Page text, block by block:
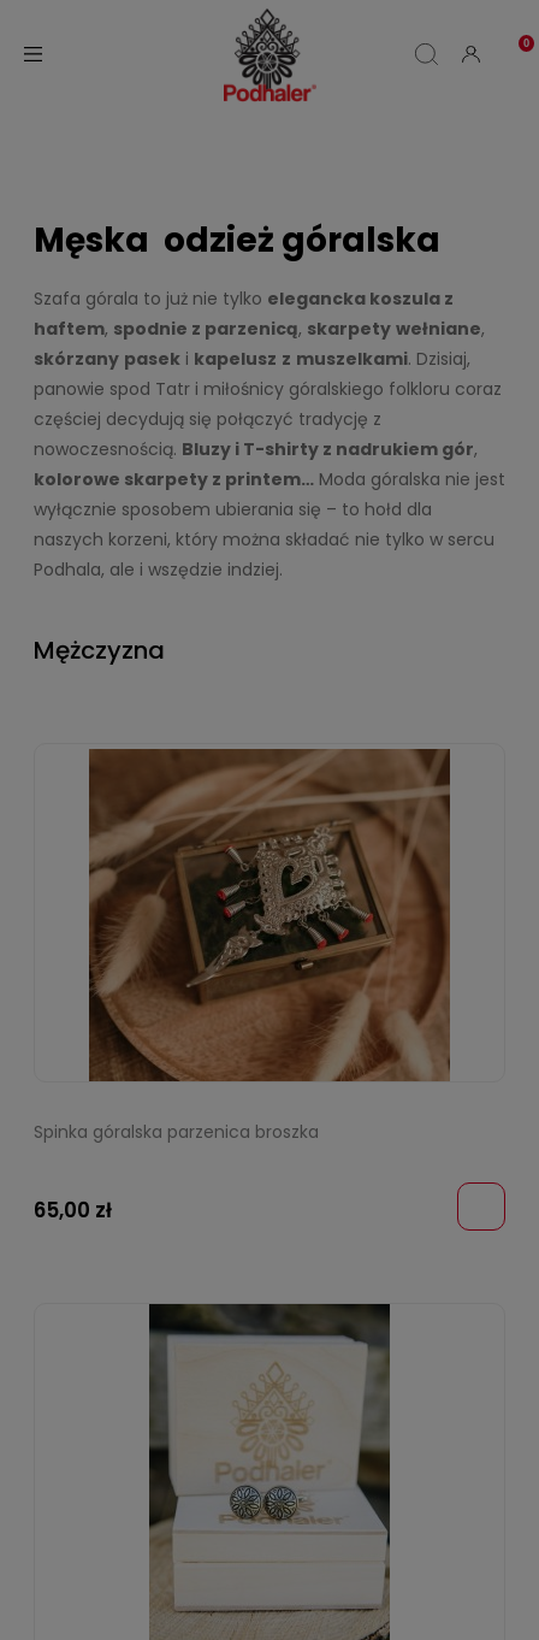
Męska odzież góralska
Szafa górala to już nie tylko elegancka koszula z
haftem, spodnie z parzenicą, skarpety wełniane,
skórzany pasek i kapelusz z muszelkami. Dzisiaj,
panowie spod Tatr i miłośnicy góralskiego folkloru coraz
częściej decydują się połączyć tradycję z
nowoczesnością. Bluzy i T-shirty z nadrukiem gór,
kolorowe skarpety z printem… Moda góralska nie jest
wyłącznie sposobem ubierania się – to hołd dla
naszych korzeni, który można składać nie tylko w sercu
Podhala, ale i wszędzie indziej.
Mężczyzna
Spinka góralska parzenica broszka
65,00 zł